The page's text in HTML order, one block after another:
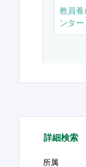
教員養
ンター
詳細検索
所属